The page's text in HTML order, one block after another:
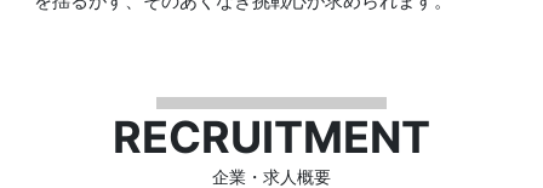
RECRUITMENT
企業・求人概要